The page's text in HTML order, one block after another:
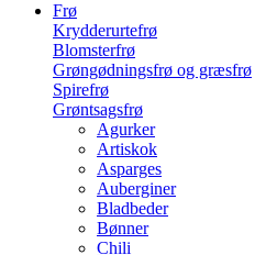
Frø
Krydderurtefrø
Blomsterfrø
Grøngødningsfrø og græsfrø
Spirefrø
Grøntsagsfrø
Agurker
Artiskok
Asparges
Auberginer
Bladbeder
Bønner
Chili